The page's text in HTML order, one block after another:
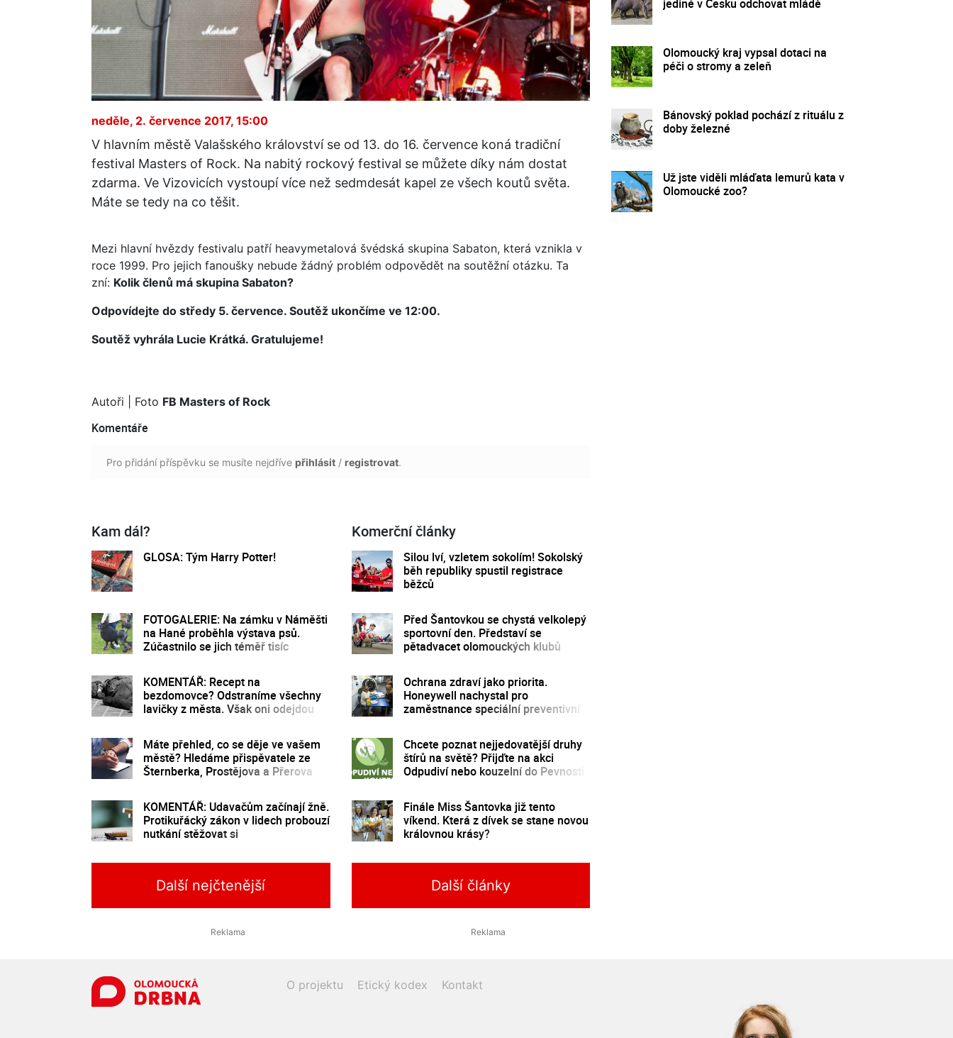
neděle, 2. července 2017, 15:00
V hlavním městě Valašského království se od 13. do 16. července koná tradiční
festival Masters of Rock. Na nabitý rockový festival se můžete díky nám dostat
zdarma. Ve Vizovicích vystoupí více než sedmdesát kapel ze všech koutů světa.
Máte se tedy na co těšit.
Mezi hlavní hvězdy festivalu patří heavymetalová švédská skupina Sabaton, která vznikla v
roce 1999. Pro jejich fanoušky nebude žádný problém odpovědět na soutěžní otázku. Ta
zní: Kolik členů má skupina Sabaton?
Odpovídejte do středy 5. července. Soutěž ukončíme ve 12:00.
Soutěž vyhrála Lucie Krátká. Gratulujeme!
Autoři | Foto FB Masters of Rock
Komentáře
Pro přidání příspěvku se musíte nejdříve přihlásit / registrovat.
Kam dál?
GLOSA: Tým Harry Potter!
FOTOGALERIE: Na zámku v Náměšti
na Hané proběhla výstava psů.
Zúčastnilo se jich téměř tisíc
KOMENTÁŘ: Recept na
bezdomovce? Odstraníme všechny
lavičky z města. Však oni odejdou
Máte přehled, co se děje ve vašem
městě? Hledáme přispěvatele ze
Šternberka, Prostějova a Přerova
KOMENTÁŘ: Udavačům začínají žně.
Protikuřácký zákon v lidech probouzí
nutkání stěžovat si
Komerční články
Silou lví, vzletem sokolím! Sokolský
běh republiky spustil registrace
běžců
Před Šantovkou se chystá velkolepý
sportovní den. Představí se
pětadvacet olomouckých klubů
Ochrana zdraví jako priorita.
Honeywell nachystal pro
zaměstnance speciální preventivní
Chcete poznat nejjedovatější druhy
štírů na světě? Přijďte na akci
Odpudiví nebo kouzelní do Pevnosti
Finále Miss Šantovka již tento
víkend. Která z dívek se stane novou
královnou krásy?
Další nejčtenější Další články
jediné v Česku odchovat mládě
Olomoucký kraj vypsal dotaci na
péči o stromy a zeleň
Bánovský poklad pochází z rituálu z
doby železné
Už jste viděli mláďata lemurů kata v
Olomoucké zoo?
O projektu Etický kodex Kontakt